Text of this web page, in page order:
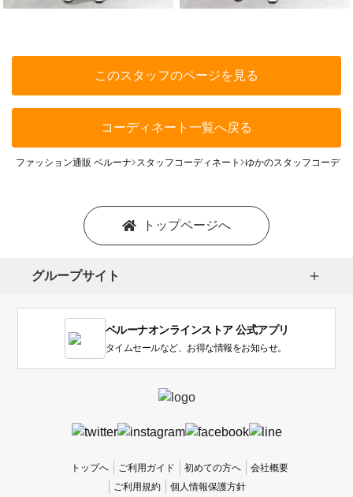
このスタッフのページを見る
コーディネート一覧へ戻る
ファッション通販 ベルーナ スタッフコーディネート ゆかのスタッフコーディ
トップページへ
グループサイト
ベルーナオンラインストア 公式アプリ
タイムセールなど、お得な情報をお知らせ。
トップへ ご利用ガイド 初めての方へ
会社概要
ご利用規約
個人情報保護方針